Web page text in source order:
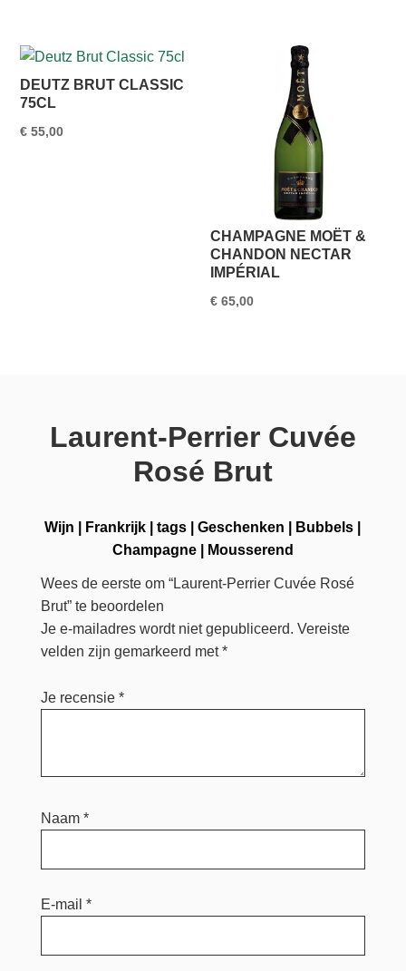
€ 1.550,00.€ 1.499,95.
DEUTZ BRUT CLASSIC
75CL
€ 55,00
CHAMPAGNE MOËT &
CHANDON NECTAR
IMPÉRIAL
€ 65,00
Laurent-Perrier Cuvée
Rosé Brut
Wijn Frankrijk |tags |Geschenken Bubbels
Champagne| Mousserend
Wees de eerste om “Laurent-Perrier Cuvée Rosé
Brut” te beoordelen
Je e-mailadres wordt niet gepubliceerd. Vereiste
velden zijn gemarkeerd met*
Je recensie *
Naam *
E-mail *